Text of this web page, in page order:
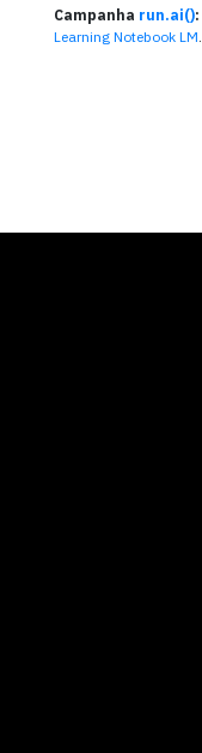
Campanha run.ai():
Learning Notebook LM.